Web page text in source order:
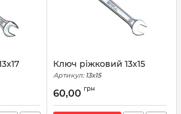
Ключ ріжковий 13х15
Артикул: 13х15
60,00 грн